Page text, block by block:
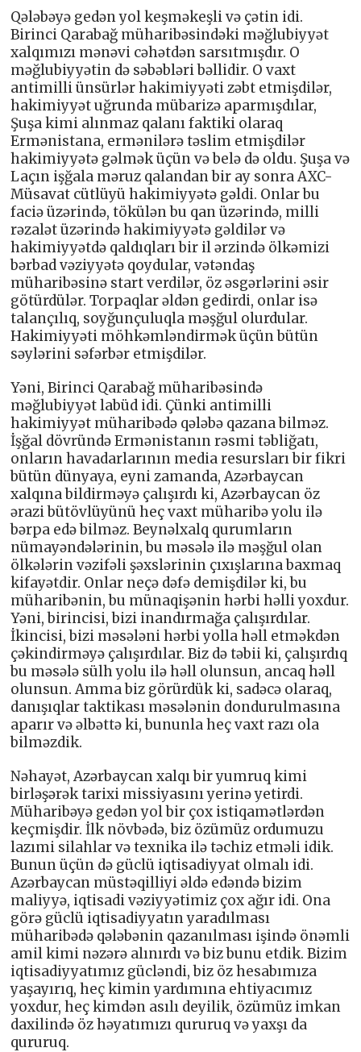
Qələbəyə gedən yol keşməkeşli və çətin idi.
Birinci Qarabağ müharibəsindəki məğlubiyyət
xalqımızı mənəvi cəhətdən sarsıtmışdır. O
məğlubiyyətin də səbəbləri bəllidir. O vaxt
antimilli ünsürlər hakimiyyəti zəbt etmişdilər,
hakimiyyət uğrunda mübarizə aparmışdılar,
Şuşa kimi alınmaz qalanı faktiki olaraq
Ermənistana, ermənilərə təslim etmişdilər
hakimiyyətə gəlmək üçün və belə də oldu. Şuşa və
Laçın işğala məruz qalandan bir ay sonra AXC-
Müsavat cütlüyü hakimiyyətə gəldi. Onlar bu
faciə üzərində, tökülən bu qan üzərində, milli
rəzalət üzərində hakimiyyətə gəldilər və
hakimiyyətdə qaldıqları bir il ərzində ölkəmizi
bərbad vəziyyətə qoydular, vətəndaş
müharibəsinə start verdilər, öz əsgərlərini əsir
götürdülər. Torpaqlar əldən gedirdi, onlar isə
talançılıq, soyğunçuluqla məşğul olurdular.
Hakimiyyəti möhkəmləndirmək üçün bütün
səylərini səfərbər etmişdilər.
Yəni, Birinci Qarabağ müharibəsində
məğlubiyyət labüd idi. Çünki antimilli
hakimiyyət müharibədə qələbə qazana bilməz.
İşğal dövründə Ermənistanın rəsmi təbliğatı,
onların havadarlarının media resursları bir fikri
bütün dünyaya, eyni zamanda, Azərbaycan
xalqına bildirməyə çalışırdı ki, Azərbaycan öz
ərazi bütövlüyünü heç vaxt müharibə yolu ilə
bərpa edə bilməz. Beynəlxalq qurumların
nümayəndələrinin, bu məsələ ilə məşğul olan
ölkələrin vəzifəli şəxslərinin çıxışlarına baxmaq
kifayətdir. Onlar neçə dəfə demişdilər ki, bu
müharibənin, bu münaqişənin hərbi həlli yoxdur.
Yəni, birincisi, bizi inandırmağa çalışırdılar.
İkincisi, bizi məsələni hərbi yolla həll etməkdən
çəkindirməyə çalışırdılar. Biz də təbii ki, çalışırdıq
bu məsələ sülh yolu ilə həll olunsun, ancaq həll
olunsun. Amma biz görürdük ki, sadəcə olaraq,
danışıqlar taktikası məsələnin dondurulmasına
aparır və əlbəttə ki, bununla heç vaxt razı ola
bilməzdik.
Nəhayət, Azərbaycan xalqı bir yumruq kimi
birləşərək tarixi missiyasını yerinə yetirdi.
Müharibəyə gedən yol bir çox istiqamətlərdən
keçmişdir. İlk növbədə, biz özümüz ordumuzu
lazımi silahlar və texnika ilə təchiz etməli idik.
Bunun üçün də güclü iqtisadiyyat olmalı idi.
Azərbaycan müstəqilliyi əldə edəndə bizim
maliyyə, iqtisadi vəziyyətimiz çox ağır idi. Ona
görə güclü iqtisadiyyatın yaradılması
müharibədə qələbənin qazanılması işində önəmli
amil kimi nəzərə alınırdı və biz bunu etdik. Bizim
iqtisadiyyatımız gücləndi, biz öz hesabımıza
yaşayırıq, heç kimin yardımına ehtiyacımız
yoxdur, heç kimdən asılı deyilik, özümüz imkan
daxilində öz həyatımızı qururuq və yaxşı da
qururuq.